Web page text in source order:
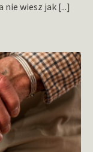
nie wiesz jak [...]